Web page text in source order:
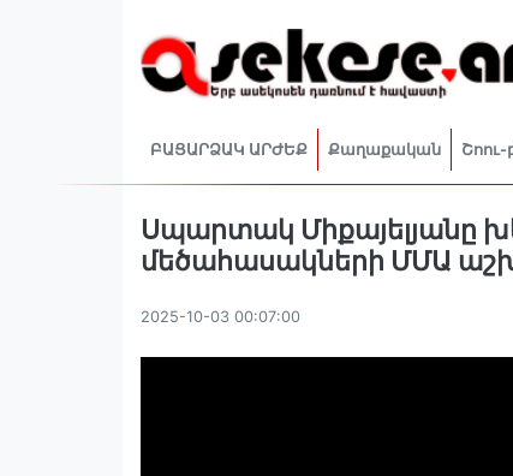
ԲԱՑԱՐՁԱԿ ԱՐԺԵՔ Քաղաքական Շոու-
Սպարտակ Միքայելյանը
մեծահասակների ՄՄԱ
2025-10-03 00:07:00